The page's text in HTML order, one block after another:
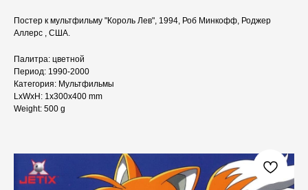
Постер к мультфильму "Король Лев", 1994, Роб Минкофф, Роджер
Аллерс , США.
Палитра: цветной
Период: 1990-2000
Категория: Мультфильмы
LxWxH: 1x300x400 mm
Weight: 500 g